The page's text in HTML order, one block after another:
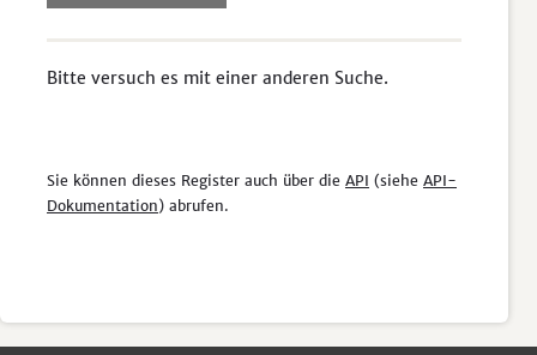
Bitte versuch es mit einer anderen Suche.
Sie können dieses Register auch über die API (siehe API-
Dokumentation) abrufen.